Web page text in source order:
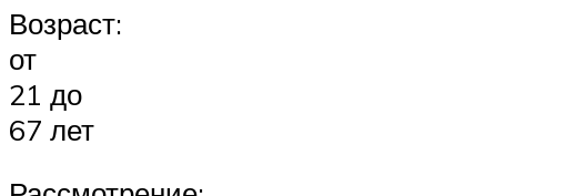
Возраст:
от
21 до
67 лет